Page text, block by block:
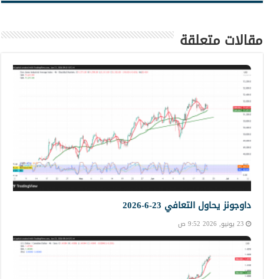
مقالات متعلقة
داوجونز يحاول التعافي 23-6-2026
23 يونيو, 2026 9:52 ص